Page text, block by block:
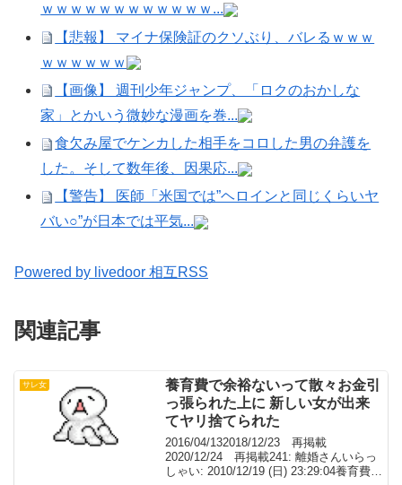
ｗｗｗｗｗｗｗｗｗｗｗｗ...
【悲報】 マイナ保険証のクソぶり、バレるｗｗｗ
ｗｗｗｗｗｗ
【画像】 週刊少年ジャンプ、「ロクのおかしな
家」とかいう微妙な漫画を巻...
食欠み屋でケンカした相手をコロした男の弁護を
した。そして数年後、因果応...
【警告】 医師「米国では”ヘロインと同じくらいヤ
バい○”が日本では平気...
Powered by livedoor 相互RSS
関連記事
サレ女
養育費で余裕ないって散々お金引
っ張られた上に 新しい女が出来
てヤリ捨てられた
2016/04/132018/12/23 再掲載
2020/12/24 再掲載241: 離婚さんいらっ
しゃい: 2010/12/19 (日) 23:29:04養育費で